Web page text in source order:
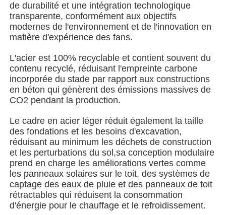
A propos de nous
Visite d'usine
Contrôle de la qualité
Contact
nouvelles
Tous les cas
de durabilité et une intégration technologique
transparente, conformément aux objectifs
modernes de l'environnement et de l'innovation en
matière d'expérience des fans.
L'acier est 100% recyclable et contient souvent du
contenu recyclé, réduisant l'empreinte carbone
incorporée du stade par rapport aux constructions
en béton qui génèrent des émissions massives de
CO2 pendant la production.
Le cadre en acier léger réduit également la taille
des fondations et les besoins d'excavation,
réduisant au minimum les déchets de construction
et les perturbations du sol,sa conception modulaire
prend en charge les améliorations vertes comme
les panneaux solaires sur le toit, des systèmes de
captage des eaux de pluie et des panneaux de toit
rétractables qui réduisent la consommation
d'énergie pour le chauffage et le refroidissement.